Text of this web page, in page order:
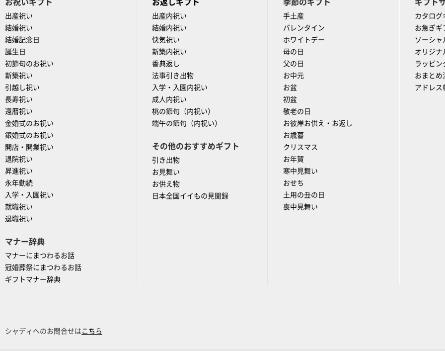
お祝いギフト
出産祝い
結婚祝い
結婚記念日
誕生日
初節句のお祝い
新築祝い
引越し祝い
長寿祝い
還暦祝い
金婚式のお祝い
銀婚式のお祝い
開店・開業祝い
退院祝い
昇進祝い
永年勤続
入学・入園祝い
就職祝い
退職祝い
マナー辞典
マナーにまつわるお話
冠婚葬祭にまつわるお話
ギフトマナー辞典
お返しギフト
出産内祝い
結婚内祝い
快気祝い
新築内祝い
香典返し
法事引き出物
入学・入園内祝い
成人内祝い
桃の節句（内祝い）
端午の節句（内祝い）
その他のおすすめギフト
引き出物
お見舞い
お供え物
日本全国イイもの見聞録
季節のギフト
手土産
バレンタイン
ホワイトデー
母の日
父の日
お中元
お盆
初盆
敬老の日
お彼岸お供え・お返し
お歳暮
クリスマス
お年賀
寒中見舞い
おせち
土用の丑の日
喪中見舞い
ギフト
カタログ
お急ぎギ
ソーシャ
オリジナ
ラッピン
おまとめ
アドレス
シャディへのお問合せは こちら